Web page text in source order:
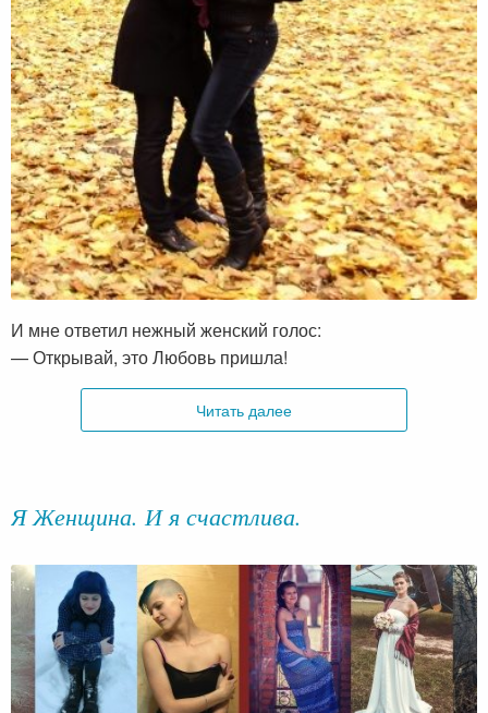
И мне ответил нежный женский голос:
— Открывай, это Любовь пришла!
Читать далее
Я Женщина. И я счастлива.